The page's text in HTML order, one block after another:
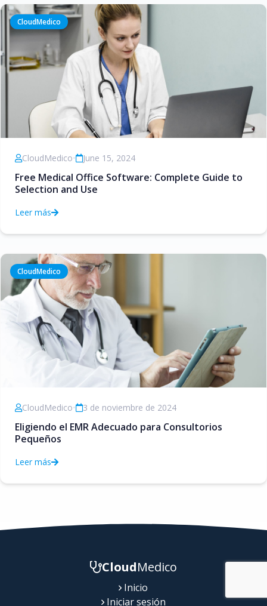
CloudMedico
CloudMedico• June 15, 2024
Free Medical Office Software: Complete Guide to
Selection and Use
Leer más
CloudMedico
CloudMedico• 3 de noviembre de 2024
Eligiendo el EMR Adecuado para Consultorios
Pequeños
Leer más
CloudMedico
Inicio
Iniciar sesión